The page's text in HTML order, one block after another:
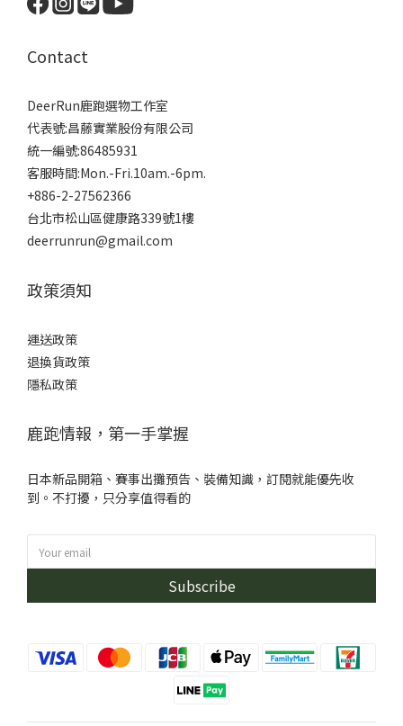
Contact
DeerRun鹿跑選物工作室
代表號:昌藤實業股份有限公司
統一編號:86485931
客服時間:Mon.-Fri.10am.-6pm.
+886-2-27562366
台北市松山區健康路339號1樓
deerrunrun@gmail.com
政策須知
運送政策
退換貨政策
隱私政策
鹿跑情報，第一手掌握
日本新品開箱、賽事出攤預告、裝備知識，訂閱就能優先收
到。不打擾，只分享值得看的
Subscribe